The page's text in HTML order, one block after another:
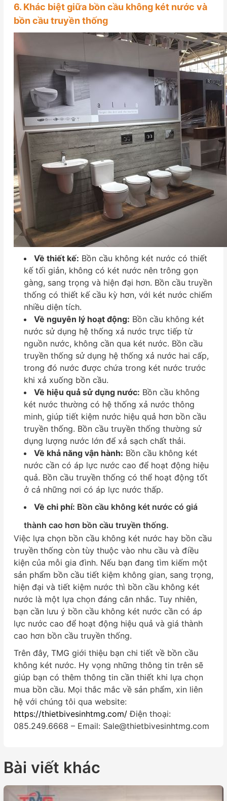
6. Khác biệt giữa bồn cầu không két nước và
bồn cầu truyền thống
Về thiết kế: Bồn cầu không két nước có thiết
kế tối giản, không có két nước nên trông gọn
gàng, sang trọng và hiện đại hơn. Bồn cầu truyền
thống có thiết kế cầu kỳ hơn, với két nước chiếm
nhiều diện tích.
Về nguyên lý hoạt động: Bồn cầu không két
nước sử dụng hệ thống xả nước trực tiếp từ
nguồn nước, không cần qua két nước. Bồn cầu
truyền thống sử dụng hệ thống xả nước hai cấp,
trong đó nước được chứa trong két nước trước
khi xả xuống bồn cầu.
Về hiệu quả sử dụng nước: Bồn cầu không
két nước thường có hệ thống xả nước thông
minh, giúp tiết kiệm nước hiệu quả hơn bồn cầu
truyền thống. Bồn cầu truyền thống thường sử
dụng lượng nước lớn để xả sạch chất thải.
Về khả năng vận hành: Bồn cầu không két
nước cần có áp lực nước cao để hoạt động hiệu
quả. Bồn cầu truyền thống có thể hoạt động tốt
ở cả những nơi có áp lực nước thấp.
Về chi phí: Bồn cầu không két nước có giá
thành cao hơn bồn cầu truyền thống.
Việc lựa chọn bồn cầu không két nước hay bồn cầu
truyền thống còn tùy thuộc vào nhu cầu và điều
kiện của mỗi gia đình. Nếu bạn đang tìm kiếm một
sản phẩm bồn cầu tiết kiệm không gian, sang trọng,
hiện đại và tiết kiệm nước thì bồn cầu không két
nước là một lựa chọn đáng cân nhắc. Tuy nhiên,
bạn cần lưu ý bồn cầu không két nước cần có áp
lực nước cao để hoạt động hiệu quả và giá thành
cao hơn bồn cầu truyền thống.
Trên đây, TMG giới thiệu bạn chi tiết về bồn cầu
không két nước. Hy vọng những thông tin trên sẽ
giúp bạn có thêm thông tin cần thiết khi lựa chọn
mua bồn cầu. Mọi thắc mắc về sản phẩm, xin liên
hệ với chúng tôi qua website:
https://thietbivesinhtmg.com/ Điện thoại:
085.249.6668 – Email: Sale@thietbivesinhtmg.com
Bài viết khác